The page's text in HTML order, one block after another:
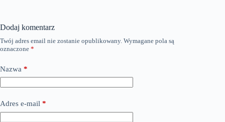
Dodaj komentarz
Twój adres email nie zostanie opublikowany. Wymagane pola są
oznaczone *
Nazwa *
Adres e-mail *